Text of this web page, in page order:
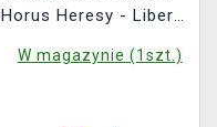
Horus Heresy - Liber
W magazynie (1szt.)